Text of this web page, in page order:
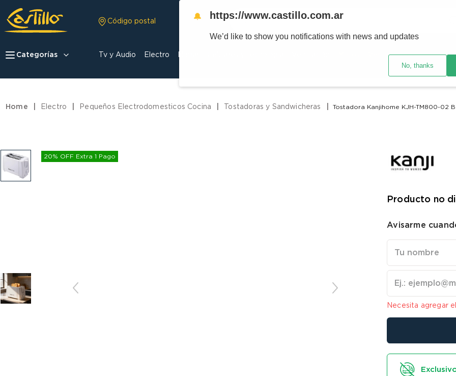
Código postal
Buscar
Categorías Tv y Audio Electro Ver promociones
Electro Pequeños Electrodomesticos Cocina Tostadoras y Sandwicheras Tostadora Kanjihome KJH-TM800-02
20% OFF Extra 1 Pago
Producto no
Avisarme
Necesita agregar
🔔 https://www.castillo.com.ar
We’d like to show you notifications with news and updates
No, thanks